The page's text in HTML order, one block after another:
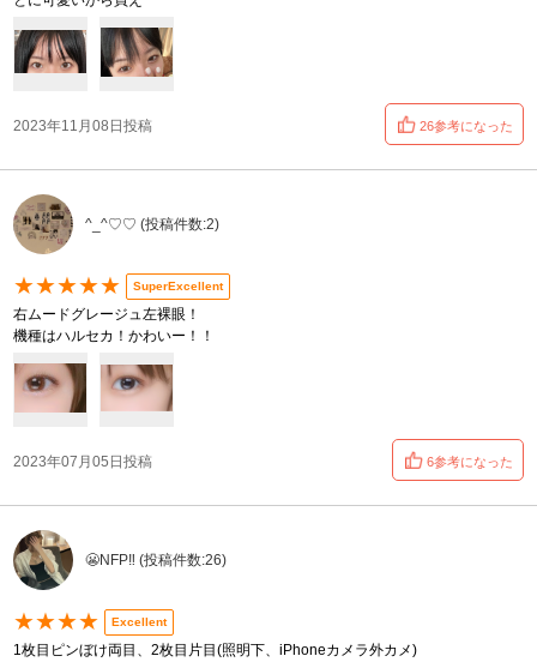
2023年11月08日投稿 26参考になった
‎^_^♡♡ (投稿件数:2)
★★★★★ SuperExcellent
右ムードグレージュ左裸眼！
機種はハルセカ！かわいー！！
2023年07月05日投稿 6参考になった
😬NFP‼️ (投稿件数:26)
★★★★ Excellent
1枚目ピンぼけ両目、2枚目片目(照明下、iPhoneカメラ外カメ)